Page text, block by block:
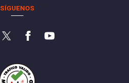
SÍGUENOS